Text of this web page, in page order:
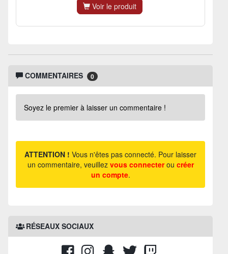
Voir le produit
COMMENTAIRES 0
Soyez le premier à laisser un commentaire !
ATTENTION ! Vous n'êtes pas connecté. Pour laisser
un commentaire, veuillez vous connecterou créer
un compte.
RÉSEAUX SOCIAUX